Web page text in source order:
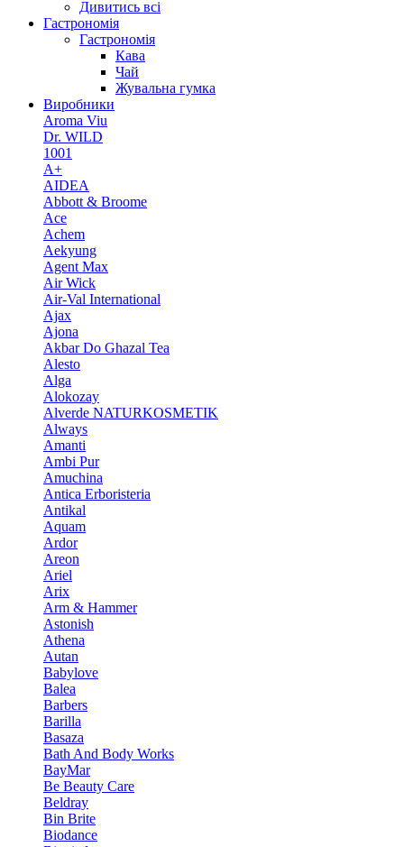
Дивитись всі
Гастрономія
Гастрономія
Кава
Чай
Жувальна гумка
Виробники
Aroma Viu
Dr. WILD
1001
A+
AIDEA
Abbott & Broome
Ace
Achem
Aekyung
Agent Max
Air Wick
Air-Val International
Ajax
Ajona
Akbar Do Ghazal Tea
Alesto
Alga
Alokozay
Alverde NATURKOSMETIK
Always
Amanti
Ambi Pur
Amuchina
Antica Erboristeria
Antikal
Aquam
Ardor
Areon
Ariel
Arix
Arm & Hammer
Astonish
Athena
Autan
Babylove
Balea
Barbers
Barilla
Basaza
Bath And Body Works
BayMar
Be Beauty Care
Beldray
Bin Brite
Biodance